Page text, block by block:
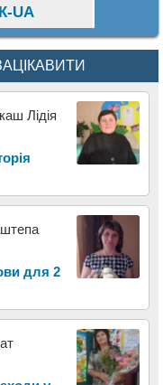
UA
Лідія
для 2